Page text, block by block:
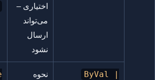
اختیاری –
می‌تواند
ارسال
نشود
ByVal |
نحوه